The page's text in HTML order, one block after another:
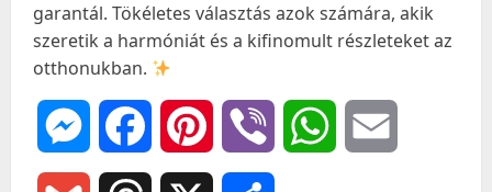
garantál. Tökéletes választás azok számára, akik
szeretik a harmóniát és a kifinomult részleteket az
otthonukban.
MessengerFacebookPinterest Viber WhatsApp